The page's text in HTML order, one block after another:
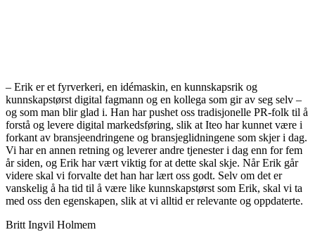
– Erik er et fyrverkeri, en idémaskin, en kunnskapsrik og
kunnskapstørst digital fagmann og en kollega som gir av seg selv –
og som man blir glad i. Han har pushet oss tradisjonelle PR-folk til å
forstå og levere digital markedsføring, slik at Iteo har kunnet være i
forkant av bransjeendringene og bransjeglidningene som skjer i dag.
Vi har en annen retning og leverer andre tjenester i dag enn for fem
år siden, og Erik har vært viktig for at dette skal skje. Når Erik går
videre skal vi forvalte det han har lært oss godt. Selv om det er
vanskelig å ha tid til å være like kunnskapstørst som Erik, skal vi ta
med oss den egenskapen, slik at vi alltid er relevante og oppdaterte.
Britt Ingvil Holmem